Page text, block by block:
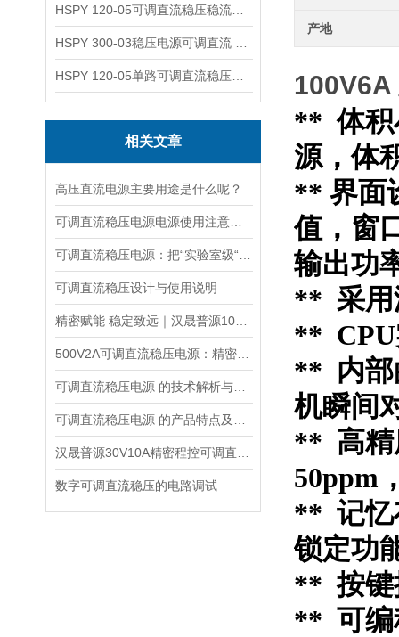
相关文章
高压直流电源主要用途是什么呢？
可调直流稳压设计与使用说明
数字可调直流稳压的电路调试
产地
100V6A
** 体积
源，体
** 界面
值，窗
输出功
** 采用
** CPU
** 内
机瞬间
** 高精
50ppm
** 记忆
锁定功
** 按键
** 可编